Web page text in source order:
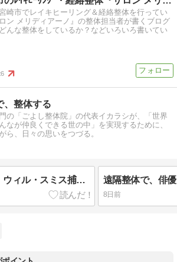
崎市でレイキヒーリング＆経絡整体を行ってい
ン メリディアーノ』の整体担当者が書くブログ
んな整体をしているか？などいろいろ書いてい
6
、整体する
の「ごよし整体院」の代表イカラシが、「世界
なが仲良くできる世の中」を実現するために、
ら、日々の思いをつづる。
遠隔整体で「再び、ウィル・スミス捕手」を診る 遠隔整体で、俳
8日前